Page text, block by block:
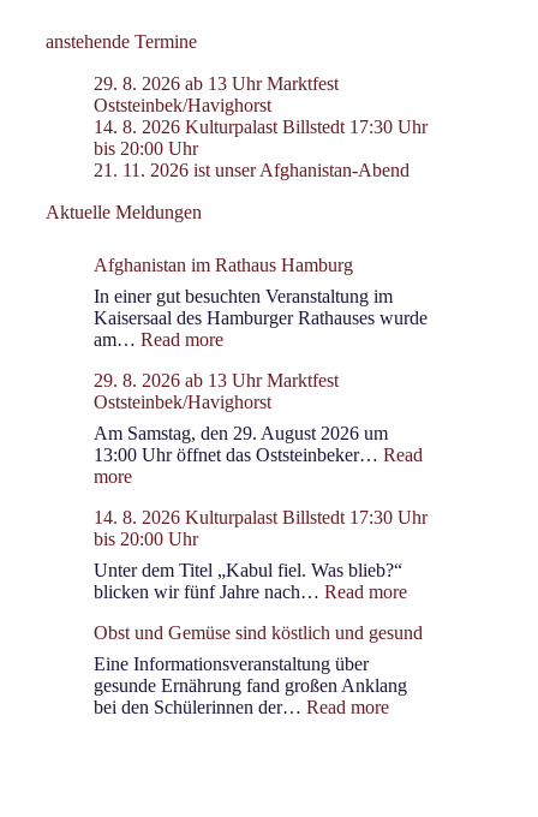
anstehende Termine
29. 8. 2026 ab 13 Uhr Marktfest
Oststeinbek/Havighorst
14. 8. 2026 Kulturpalast Billstedt 17:30 Uhr
bis 20:00 Uhr
21. 11. 2026 ist unser Afghanistan-Abend
Aktuelle Meldungen
Afghanistan im Rathaus Hamburg
In einer gut besuchten Veranstaltung im
Kaisersaal des Hamburger Rathauses wurde
am… Read more:
im
Rathaus
Hamburg
29. 8. 2026 ab 13 Uhr Marktfest
Oststeinbek/Havighorst
Am Samstag, den 29. August 2026 um
13:00 Uhr öffnet das Oststeinbeker… Read
more:
8.
2026
ab
13
Uhr
Marktfest
14. 8. 2026 Kulturpalast Billstedt 17:30 Uhr
bis 20:00 Uhr
Unter dem Titel „Kabul fiel. Was blieb?“
blicken wir fünf Jahre nach… Read more:
8.
Kulturpalast
Billstedt
Obst und Gemüse sind köstlich und gesund
Eine Informationsveranstaltung über
gesunde Ernährung fand großen Anklang
bei den Schülerinnen der… Read more: